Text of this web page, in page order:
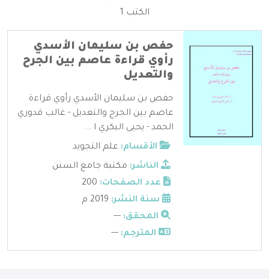
الكتب 1
حفص بن سليمان الأسدي
رأوي قراءة عاصم بين الجرح
والتعديل
حفص بن سليمان الأسدي رأوي قراءة
عاصم بين الجرح والتعديل - غالب قدوري
الحمد - يحيى البكري ا ...
الأقسام: علم التجويد
الناشر: مكتبة جامع السنن
عدد الصفحات:
سنة النشر:
المحقق: ---
المترجم: ---